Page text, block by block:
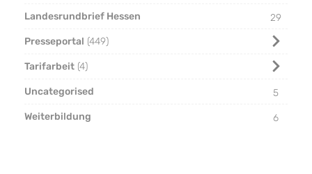
Landesrundbrief Hessen
29
Presseportal 449
Tarifarbeit 4
Uncategorised
5
Weiterbildung
6